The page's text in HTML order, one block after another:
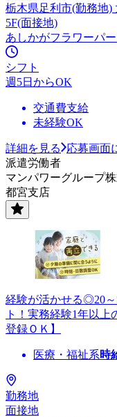
栃木県足利市(勤務地)
5F(面接地)
あしかがフラワーパ
シフト
週5日からOK
交通費支給
未経験OK
詳細を見る
応募画面
派遣労働者
マンパワーグループ
都宮支店
経験が活かせる◎20
ト！実務経験1年以
登録ＯＫ】
医療・福祉系時
勤務地
面接地